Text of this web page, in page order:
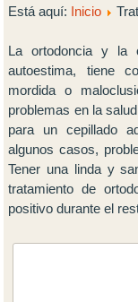
Está aquí: Inicio
La ortodoncia y la
autoestima, tiene
mordida o
problemas en la
para un cepillado
algunos casos,
Tener una linda y
tratamiento de
positivo durante el